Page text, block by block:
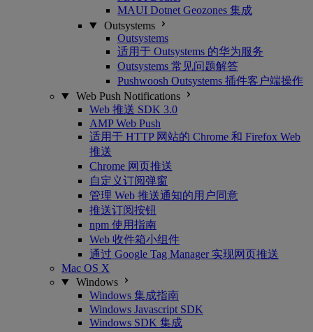
MAUI Dotnet Geozones 集成
Outsystems
Outsystems
适用于 Outsystems 的华为服务
Outsystems 常见问题解答
Pushwoosh Outsystems 插件客户端操作
Web Push Notifications
Web 推送 SDK 3.0
AMP Web Push
适用于 HTTP 网站的 Chrome 和 Firefox Web
推送
Chrome 网页推送
自定义订阅弹窗
管理 Web 推送通知的用户同意
推送订阅按钮
npm 使用指南
Web 收件箱小组件
通过 Google Tag Manager 实现网页推送
Mac OS X
Windows
Windows 集成指南
Windows Javascript SDK
Windows SDK 集成